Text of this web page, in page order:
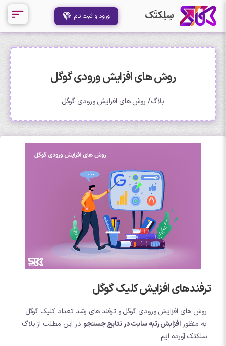
سِلِکتَک ورود و ثبت نام
روش های افزایش ورودی گوگل
بلاگ روش های افزایش ورودی گوگل
ترفندهای افزایش کلیک گوگل
روش های افزایش ورودی گوگل و ترفند های رشد تعداد کلیک گوگل
به منظورافزایش رتبه سایت در نتایج جستجو در این مطلب از بلاگ
سلکتک آورده ایم